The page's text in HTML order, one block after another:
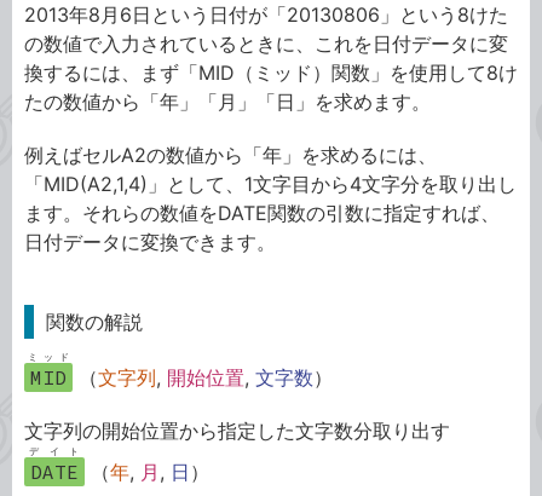
2013年8月6日という日付が「20130806」という8けた
の数値で入力されているときに、これを日付データに変
換するには、まず「MID（ミッド）関数」を使用して8け
たの数値から「年」「月」「日」を求めます。
例えばセルA2の数値から「年」を求めるには、
「MID(A2,1,4)」として、1文字目から4文字分を取り出し
ます。それらの数値をDATE関数の引数に指定すれば、
日付データに変換できます。
関数の解説
MID
ミッド
（文字列, 開始位置, 文字数）
文字列の開始位置から指定した文字数分取り出す
DATE
デイト
（年, 月 , 日 ）